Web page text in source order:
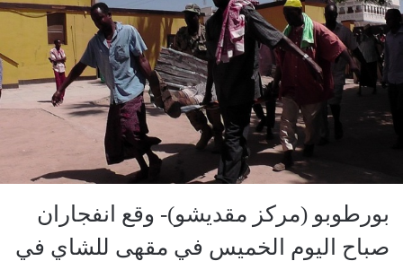
بورطوبو (مركز مقديشو)- وقع انفجاران
صباح اليوم الخميس في مقهى للشاي في